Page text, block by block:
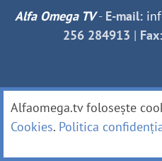
Alfa Omega TV- E-mail:
256 284913 |
Alfaomega.tv folosește
Cookies. Politica